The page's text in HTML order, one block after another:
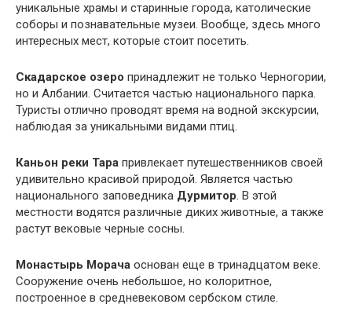
уникальные храмы и старинные города, католические
соборы и познавательные музеи. Вообще, здесь много
интересных мест, которые стоит посетить.
Скадарское озеро принадлежит не только Черногории,
но и Албании. Считается частью национального парка.
Туристы отлично проводят время на водной экскурсии,
наблюдая за уникальными видами птиц.
Каньон реки Тара привлекает путешественников своей
удивительно красивой природой. Является частью
национального заповедника Дурмитор. В этой
местности водятся различные диких животные, а также
растут вековые черные сосны.
Монастырь Морача основан еще в тринадцатом веке.
Сооружение очень небольшое, но колоритное,
построенное в средневековом сербском стиле.